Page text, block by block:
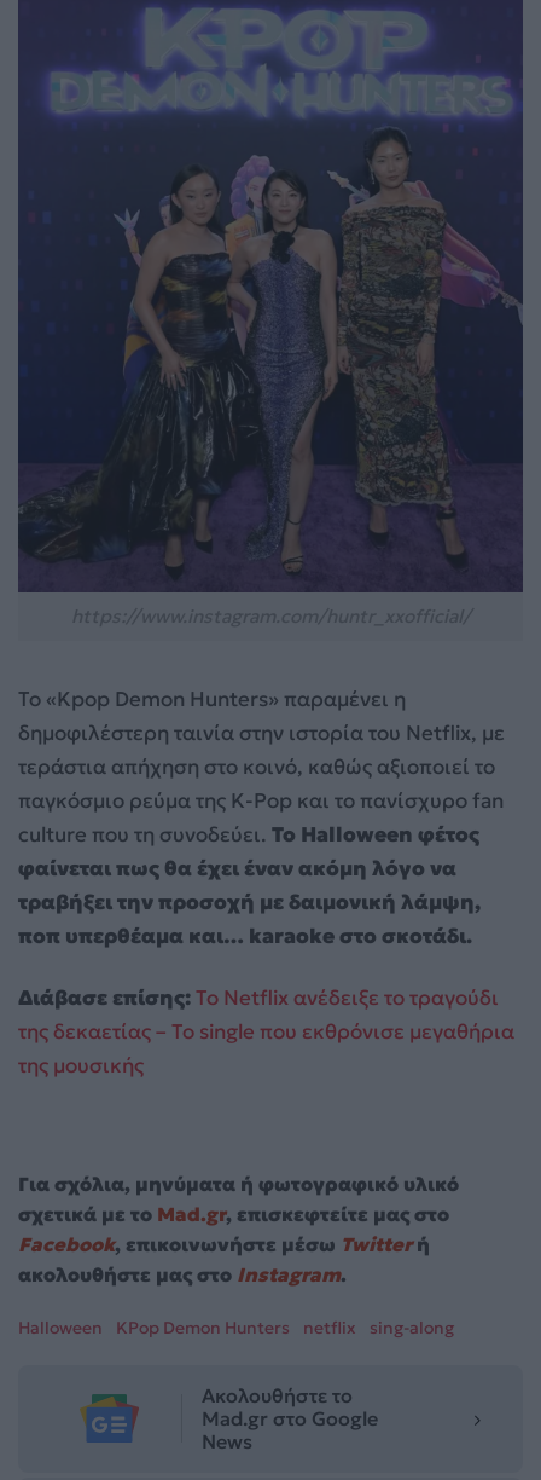
Το «Kpop Demon Hunters» παραμένει η
δημοφιλέστερη ταινία στην ιστορία του Netflix, με
τεράστια απήχηση στο κοινό, καθώς αξιοποιεί το
παγκόσμιο ρεύμα της K-Pop και το πανίσχυρο fan
culture που τη συνοδεύει. Το Halloween φέτος
φαίνεται πως θα έχει έναν ακόμη λόγο να
τραβήξει την προσοχή με δαιμονική λάμψη,
ποπ υπερθέαμα και… karaoke στο σκοτάδι.
Διάβασε επίσης:Το Netflix ανέδειξε το τραγούδι
της δεκαετίας – Το single που εκθρόνισε μεγαθήρια
της μουσικής
Για σχόλια, μηνύματα ή φωτογραφικό υλικό
σχετικά με το Mad.gr, επισκεφτείτε μας στο
Facebook, επικοινωνήστε μέσω Twitterή
ακολουθήστε μας στο Instagram.
Halloween KPop Demon Hunters netflix sing-along
Ακολουθήστε το
Mad.gr στο Google
News